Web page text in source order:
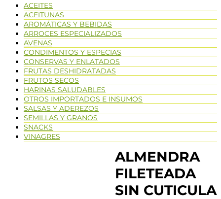
ALMENDRA
FILETEADA
SIN CUTICULA
ACEITES
ACEITUNAS
AROMÁTICAS Y BEBIDAS
ARROCES ESPECIALIZADOS
AVENAS
CONDIMENTOS Y ESPECIAS
CONSERVAS Y ENLATADOS
FRUTAS DESHIDRATADAS
FRUTOS SECOS
HARINAS SALUDABLES
OTROS IMPORTADOS E INSUMOS
SALSAS Y ADEREZOS
SEMILLAS Y GRANOS
SNACKS
VINAGRES